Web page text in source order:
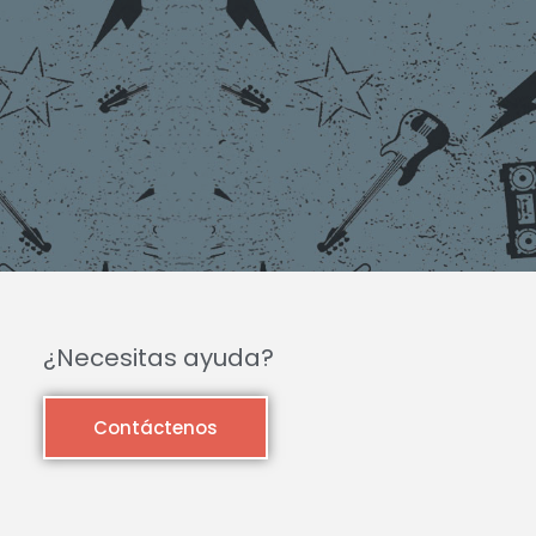
¿Necesitas ayuda?
Contáctenos